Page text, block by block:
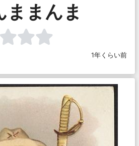
ままんま
1年くらい前